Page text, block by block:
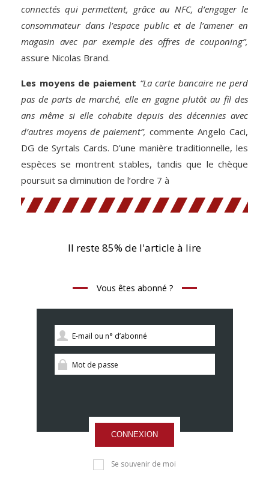
connectés qui permettent, grâce au NFC, d’engager le
consommateur dans l’espace public et de l’amener en
magasin avec par exemple des offres de couponing”,
assure Nicolas Brand.
Les moyens de paiement “La carte bancaire ne perd
pas de parts de marché, elle en gagne plutôt au fil des
ans même si elle cohabite depuis des décennies avec
d’autres moyens de paiement”, commente Angelo Caci,
DG de Syrtals Cards. D’une manière traditionnelle, les
espèces se montrent stables, tandis que le chèque
poursuit sa diminution de l’ordre 7 à
Il reste 85% de l'article à lire
Vous êtes abonné ?
CONNEXION
Se souvenir de moi